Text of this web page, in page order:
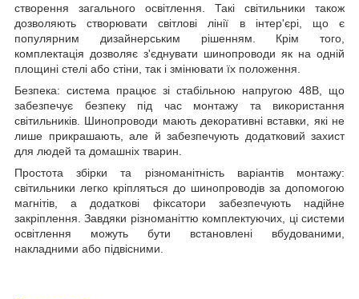
створення загального освітлення. Такі світильники також
дозволяють створювати світлові лінії в інтер'єрі, що є
популярним дизайнерським рішенням. Крім того,
комплектація дозволяє з'єднувати шинопроводи як на одній
площині стелі або стіни, так і змінювати їх положення.
Безпека: система працює зі стабільною напругою 48В, що
забезпечує безпеку під час монтажу та використання
світильників. Шинопроводи мають декоративні вставки, які не
лише прикрашають, але й забезпечують додатковий захист
для людей та домашніх тварин.
Простота збірки та різноманітність варіантів монтажу:
світильники легко кріпляться до шинопроводів за допомогою
магнітів, а додаткові фіксатори забезпечують надійне
закріплення. Завдяки різноманіттю комплектуючих, ці системи
освітлення можуть бути встановлені вбудованими,
накладними або підвісними.